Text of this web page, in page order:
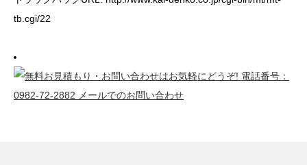
tb.cgi/22